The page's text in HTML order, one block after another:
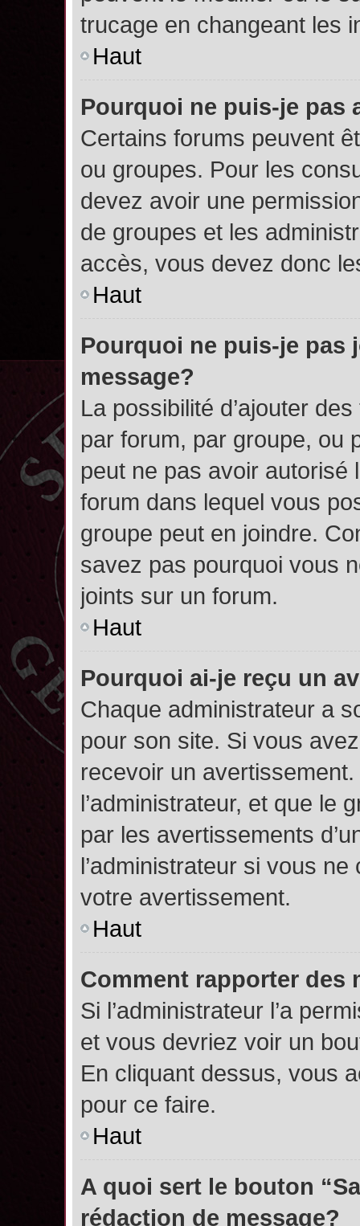
trucage en changeant les
Haut
Pourquoi ne puis-je pas
Certains forums peuvent
ou groupes. Pour les
devez avoir une
de groupes et les
accès, vous devez donc
Haut
Pourquoi ne puis-je pas
message?
La possibilité d’ajouter
par forum, par groupe, ou
peut ne pas avoir autorisé
forum dans lequel vous
groupe peut en joindre.
savez pas pourquoi vous
joints sur un forum.
Haut
Pourquoi ai-je reçu un
Chaque administrateur a
pour son site. Si vous
recevoir un
l’administrateur, et que le
par les avertissements
l’administrateur si vous
votre avertissement.
Haut
Comment rapporter des
Si l’administrateur l’a
et vous devriez voir un
En cliquant dessus, vous
pour ce faire.
Haut
A quoi sert le bouton
rédaction de message?